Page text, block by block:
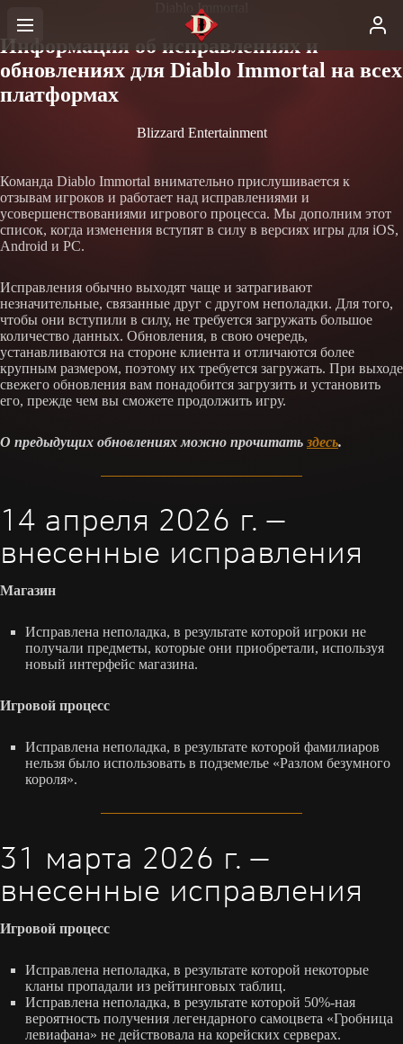
Diablo Immortal
Информация об исправлениях и
обновлениях для Diablo Immortal на всех
платформах
Blizzard Entertainment
Команда Diablo Immortal внимательно прислушивается к
отзывам игроков и работает над исправлениями и
усовершенствованиями игрового процесса. Мы дополним этот
список, когда изменения вступят в силу в версиях игры для iOS,
Android и PC.
Исправления обычно выходят чаще и затрагивают
незначительные, связанные друг с другом неполадки. Для того,
чтобы они вступили в силу, не требуется загружать большое
количество данных. Обновления, в свою очередь,
устанавливаются на стороне клиента и отличаются более
крупным размером, поэтому их требуется загружать. При выходе
свежего обновления вам понадобится загрузить и установить
его, прежде чем вы сможете продолжить игру.
О предыдущих обновлениях можно прочитать здесь.
14 апреля 2026 г. —
внесенные исправления
Магазин
Исправлена неполадка, в результате которой игроки не
получали предметы, которые они приобретали, используя
новый интерфейс магазина.
Игровой процесс
Исправлена неполадка, в результате которой фамилиаров
нельзя было использовать в подземелье «Разлом безумного
короля».
31 марта 2026 г. —
внесенные исправления
Игровой процесс
Исправлена неполадка, в результате которой некоторые
кланы пропадали из рейтинговых таблиц.
Исправлена неполадка, в результате которой 50%-ная
вероятность получения легендарного самоцвета «Гробница
левиафана» не действовала на корейских серверах.